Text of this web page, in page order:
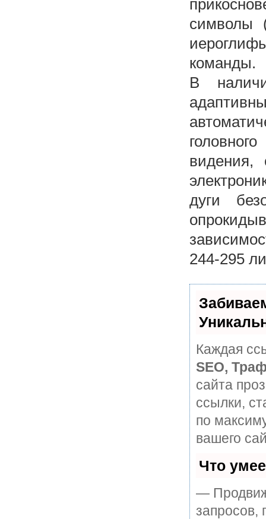
символы
команды.
В
видения,
дуги
244-295
Каждая
SEO,
сайта
ссылки,
по
вашего
Что
—
запросов,